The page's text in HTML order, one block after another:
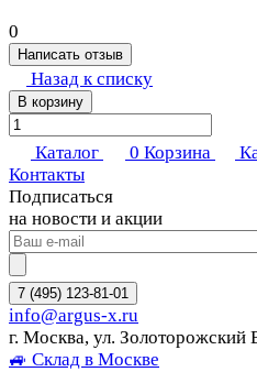
0
Написать отзыв
Назад к списку
В корзину
Каталог 0 Корзина
Контакты
Подписаться
на новости и акции
7 (495) 123-81-01
info@argus-x.ru
г. Москва, ул. Золоторожский
🚙 Склад в Москве